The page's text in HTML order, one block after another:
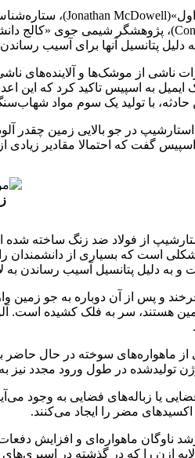
دلیل پتانسیل آنها برای آسیب
ایمیل به اسپیس تاکید کرد که این
با تولید یک سوم مواد
در جو بالایی زمین چقدر
گفت که احتمالا مقادیر زیادی
است که بسیاری از دانشمندان
به دلیل پتانسیل آسیب رساندن به
و پس از آن دوباره به جو زمین
هستند، سر به فلک کشیده است.
از ماهواره‌های سوخته در
تولیدشده در طول ورود مجدد
یا زباله‌های فضایی به
مضر را ایجاد می‌کنند.
ناوگان ماهواره‌ای و افزایش
ازن را که در گذشته در